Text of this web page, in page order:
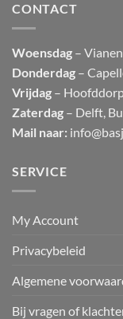
CONTACT
Woensdag –
Donderdag –
Vrijdag –
Zaterdag – Delft,
Mail naar:
SERVICE
My Account
Privacybeleid
Algemene
Bij vragen of